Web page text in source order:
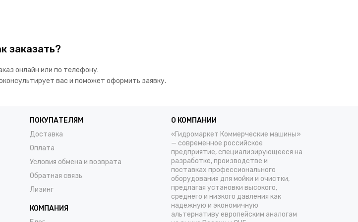
заказать?
онлайн или по телефону.
вас и поможет оформить заявку.
ПОКУПАТЕЛЯМ
Доставка
Оплата
Условия обмена и возврата
Обратная связь
Лизинг
КОМПАНИЯ
О КОМПАНИИ
«Гидромаркет Коммерческие машины»
— современное российское
предприятие, специализирующееся на
разработке, производстве и
поставках профессионального
оборудования для мойки и очистки,
предлагая установки высокого,
среднего и низкого давления как
надежную и экономичную
альтернативу европейским аналогам